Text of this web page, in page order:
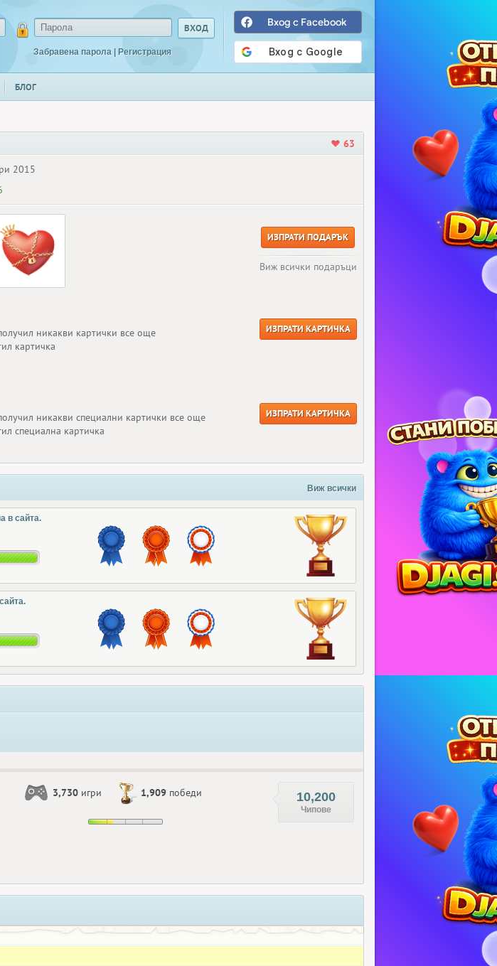
Забравена парола | Регистрация
Вход с Facebook
БЛОГ
63
2015
ИЗПРАТИ ПОДАРЪК
Виж всички подаръци
никакви картички все още
картичка
ИЗПРАТИ КАРТИЧКА
никакви специални картички все още
специална картичка
ИЗПРАТИ КАРТИЧКА
Виж всички
в сайта.
3,730 игри 1,909 победи 10,200
Чипове